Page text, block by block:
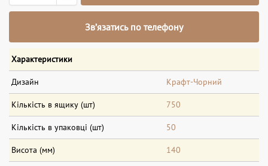
Зв’язатись по телефону
Характеристики
Дизайн Крафт-Чорний
Кількість в ящику (шт) 750
Кількість в упаковці (шт) 50
Висота (мм) 140